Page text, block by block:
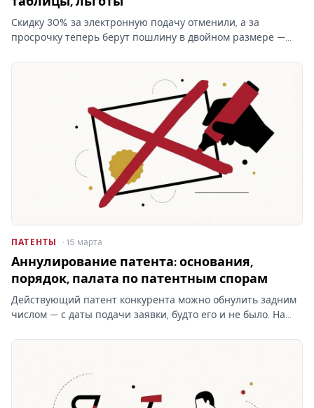
Скидку 30% за электронную подачу отменили, а за
просрочку теперь берут пошлину в двойном размере —
2026 году считают по новым правилам, сведённым здесь в
ПАТЕНТЫ · 15 марта
Аннулирование патента: основания,
порядок, палата по патентным спорам
Действующий патент конкурента можно обнулить задним
числом — с даты подачи заявки, будто его и не было. На
возражение в Палату по патентным спорам и когда спор…